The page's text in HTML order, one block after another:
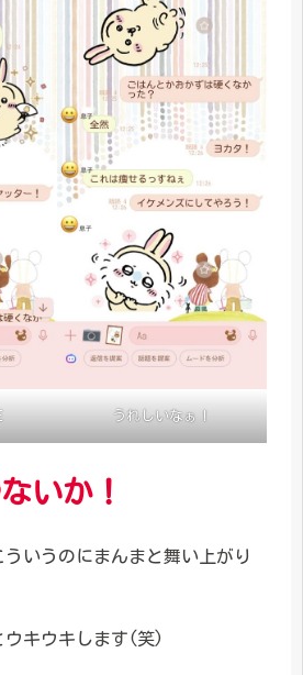
うれしいなぁ！
いか！
いうのにまんまと舞い上がり
キウキします(笑)